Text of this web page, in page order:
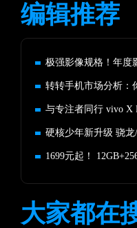
编辑推荐
极强影像规格！年度
转转手机市场分析：
与专注者同行 vivo X
大家都在